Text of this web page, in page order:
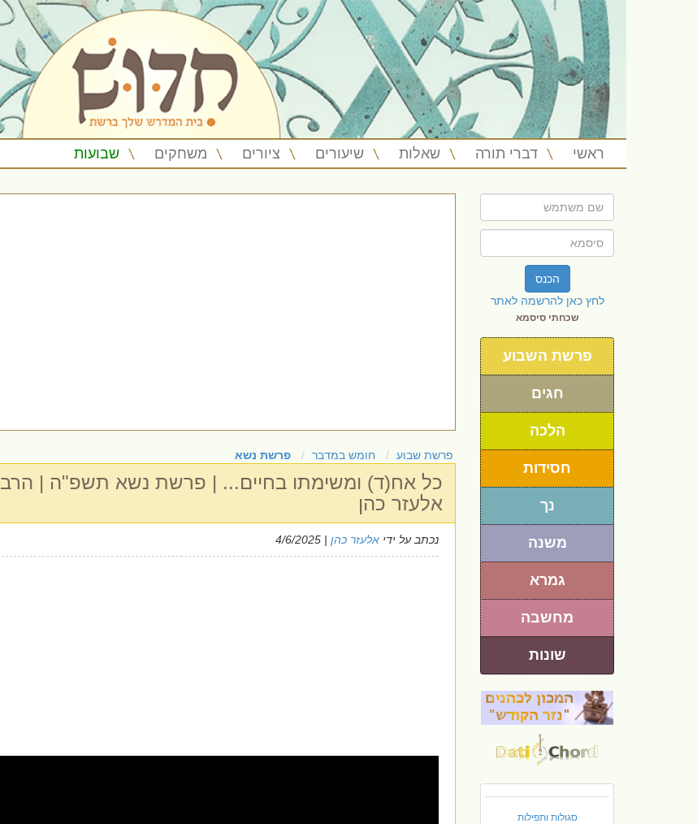
ראשי דברי תורה שאלות שיעורים ציורים משחקים שבועות
הכנס
לחץ כאן להרשמה לאתר
שכחתי סיסמא
פרשת השבוע
חגים
הלכה
חסידות
נך
משנה
גמרא
מחשבה
שונות
סגולות ותפילות
פרשת שבוע חומש במדבר פרשת נשא
כל אח(ד) ומשימתו בחיים... | פרשת נשא תשפ"ה | הרב
אלעזר כהן
נכתב על ידי אלעזר כהן | 4/6/2025